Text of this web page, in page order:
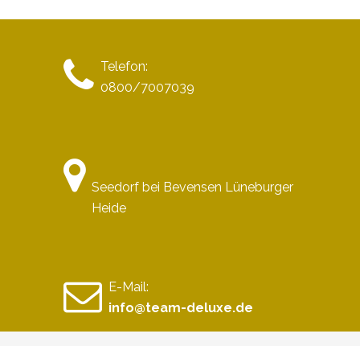
Telefon:
0800/7007039
Seedorf bei Bevensen Lüneburger
Heide
E-Mail:
info@team-deluxe.de